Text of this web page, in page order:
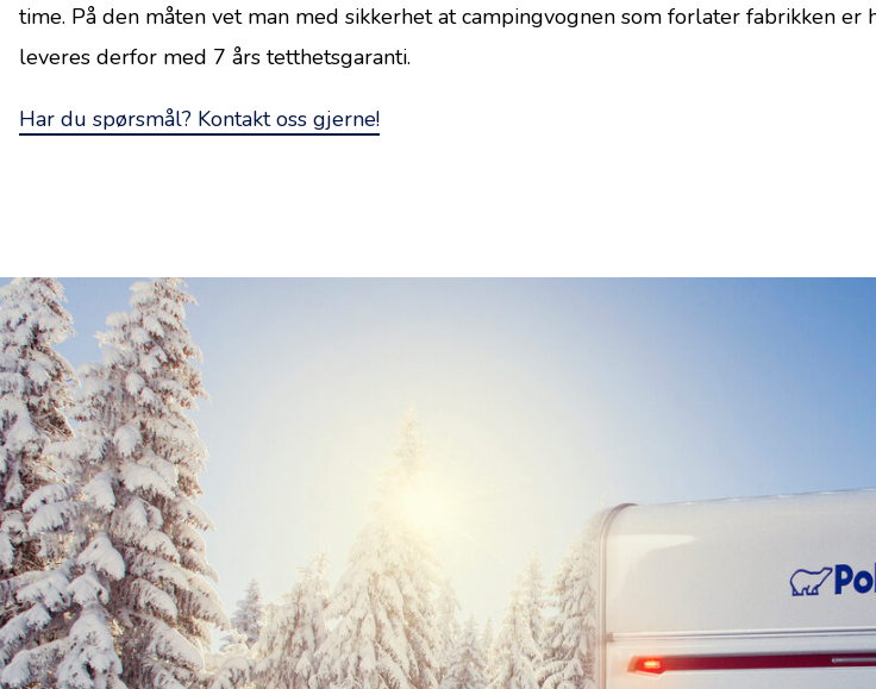
time. På den måten vet man med sikkerhet at campingvognen som forlater fabrikken
leveres derfor med 7 års tetthetsgaranti.
Har du spørsmål? Kontakt oss gjerne!